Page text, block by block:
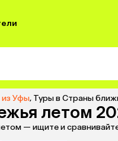
из Уфы, Туры в Страны
летом
— ищите и